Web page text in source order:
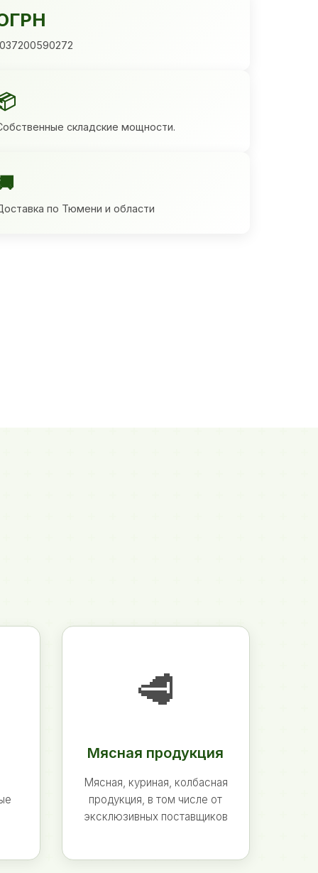
складские мощности.
по Тюмени и области
🥩
Мясная продукция
Мясная, куриная, колбасная
продукция, в том числе от
эксклюзивных поставщиков